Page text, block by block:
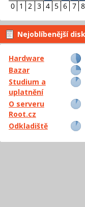
0 1 2 3 4 5 6 7 8
Nejoblíbenější
Hardware
Bazar
Studium a
uplatnění
O serveru
Root.cz
Odkladiště